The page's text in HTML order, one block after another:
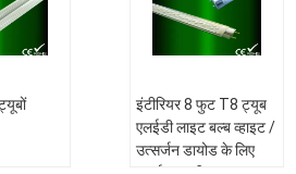
इंटीरियर 8 फुट T8 ट्यूब
एलईडी लाइट बल्ब व्हाइट /
उत्सर्जन डायोड के लिए